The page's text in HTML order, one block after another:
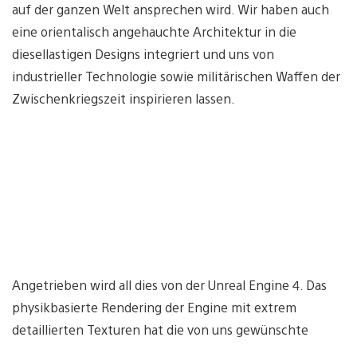
auf der ganzen Welt ansprechen wird. Wir haben auch
eine orientalisch angehauchte Architektur in die
diesellastigen Designs integriert und uns von
industrieller Technologie sowie militärischen Waffen der
Zwischenkriegszeit inspirieren lassen.
Angetrieben wird all dies von der Unreal Engine 4. Das
physikbasierte Rendering der Engine mit extrem
detaillierten Texturen hat die von uns gewünschte